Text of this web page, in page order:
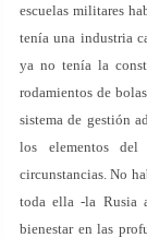
escuelas militares
tenía una industria
ya no tenía la
rodamientos de
sistema de gestión
los elementos
circunstancias. No
toda ella -la Rusia
bienestar en las